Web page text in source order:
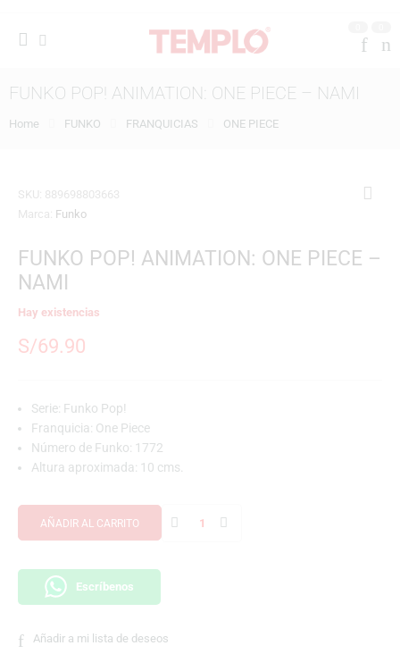
FUNKO POP! ANIMATION: ONE PIECE – NAMI
Home FUNKO FRANQUICIAS ONE PIECE
SKU: 889698803663
Marca: Funko
FUNKO POP! ANIMATION: ONE PIECE –
NAMI
Hay existencias
S/69.90
Serie: Funko Pop!
Franquicia: One Piece
Número de Funko: 1772
Altura aproximada: 10 cms.
AÑADIR AL CARRITO
Escríbenos
Añadir a mi lista de deseos